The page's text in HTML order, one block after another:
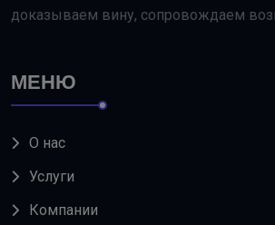
доказываем вину, сопровождаем
МЕНЮ
О нас
Услуги
Компании